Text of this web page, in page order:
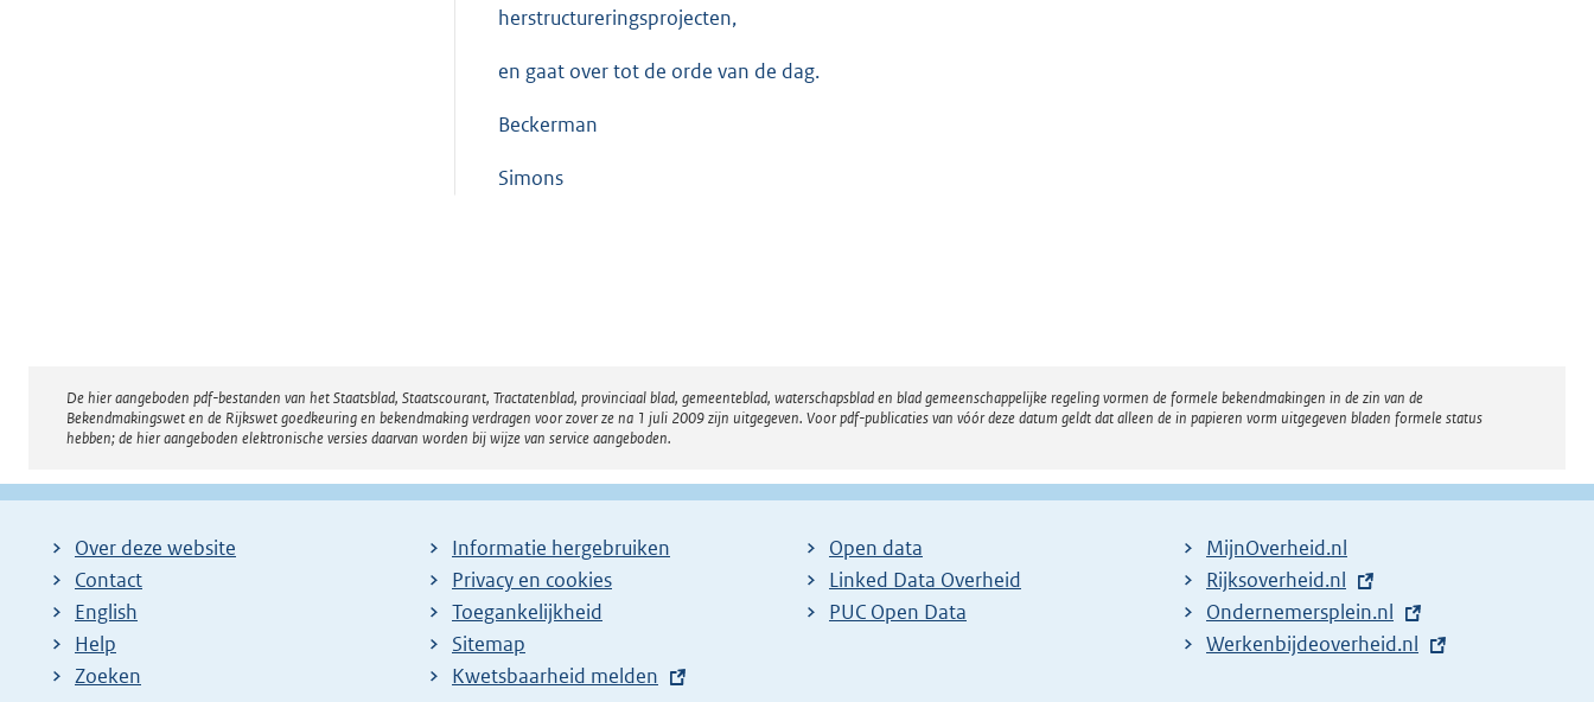
herstructureringsprojecten,
en gaat over tot de orde van de dag.
Beckerman
Simons
Disclaimer
De hier aangeboden pdf-bestanden van het Staatsblad, Staatscourant, Tractatenblad, provinciaal blad, gemeenteblad, waterschapsblad en blad gemeenschappelijke regeling vormen de formele bekendmakingen in de zin van de
Bekendmakingswet en de Rijkswet goedkeuring en bekendmaking verdragen voor zover ze na 1 juli 2009 zijn uitgegeven. Voor pdf-publicaties van vóór deze datum geldt dat alleen de in papieren vorm uitgegeven bladen formele status
hebben; de hier aangeboden elektronische versies daarvan worden bij wijze van service aangeboden.
Over deze website
Contact
English
Help
Zoeken
Informatie hergebruiken
Privacy en cookies
Toegankelijkheid
Sitemap
E
Kwetsbaarheid melden
Open data
Linked Data Overheid
PUC Open Data
MijnOverheid.nl
E
x
t
Rijksoverheid.nl
E
x
Ondernemersplein.nl
E
Werkenbijdeoverheid.nl